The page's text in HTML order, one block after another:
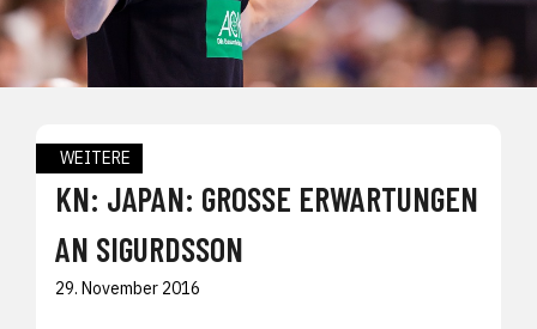
WEITERE
KN: JAPAN: GROSSE ERWARTUNGEN A
N SIGURDSSON
29. November 2016